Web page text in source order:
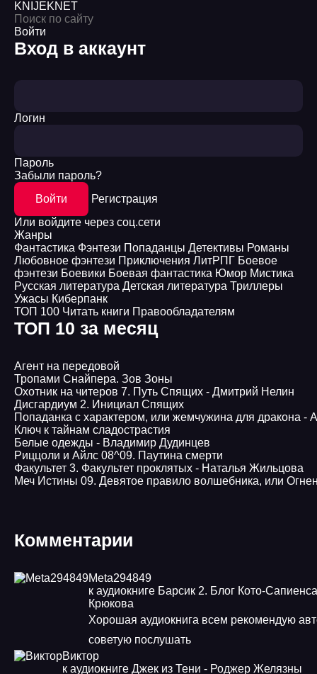
KNIJEKNET
Войти
Вход в аккаунт
Логин
Пароль
Забыли пароль?
Войти
Регистрация
Или войдите через соц.сети
Жанры
Фантастика Фэнтези Попаданцы Детективы Романы
Любовное фэнтези Приключения ЛитРПГ Боевое
фэнтези Боевики Боевая фантастика Юмор Мистика
Русская литература Детская литература Триллеры
Ужасы Киберпанк
ТОП 100 Читать книги Правообладателям
ТОП 10 за месяц
Агент на передовой
Тропами Снайпера. Зов Зоны
Охотник на читеров 7. Путь Спящих - Дмитрий Нелин
Дисгардиум 2. Инициал Спящих
Попаданка с характером, или жемчужина для дракона -
Ключ к тайнам сладострастия
Белые одежды - Владимир Дудинцев
Pиццоли и Айлс 08^09. Паутина смерти
Факультет 3. Факультет проклятых - Наталья Жильцова
Меч Истины 09. Девятое правило волшебника, или
Комментарии
Meta294849
к аудиокниге Барсик 2. Блог Кото-
Крюкова
Хорошая аудиокнига всем рекомендую
советую послушать
Виктор
к аудиокниге Джек из Тени - Роджер Желязны